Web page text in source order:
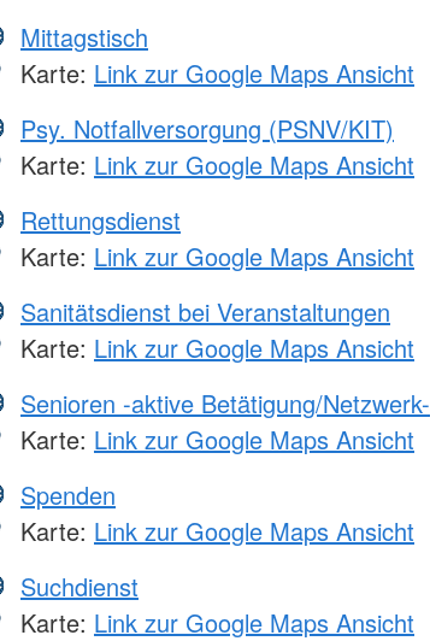
Mittagstisch
Karte: Link zur Google Maps Ansicht
Psy. Notfallversorgung (PSNV/KIT)
Karte: Link zur Google Maps Ansicht
Rettungsdienst
Karte: Link zur Google Maps Ansicht
Sanitätsdienst bei Veranstaltungen
Karte: Link zur Google Maps Ansicht
Senioren -aktive Betätigung/Netzwerk-
Karte: Link zur Google Maps Ansicht
Spenden
Karte: Link zur Google Maps Ansicht
Suchdienst
Karte: Link zur Google Maps Ansicht